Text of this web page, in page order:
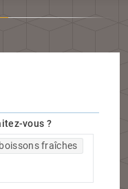
vous ?
fraîches
vous ?